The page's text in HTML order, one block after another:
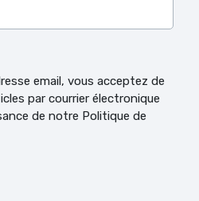
email, vous acceptez de
par courrier électronique
de notre Politique de